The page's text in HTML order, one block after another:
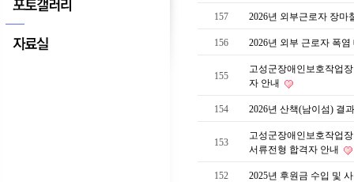
157 2026년 외부근로자 장마
156 2026년 외부 근로자 폭
155
고성군장애인보호작업
자 안내
154 2026년 산책(남이섬) 결
153
고성군장애인보호작업
서류전형 합격자 안내
152 2025년 후원금 수입 및